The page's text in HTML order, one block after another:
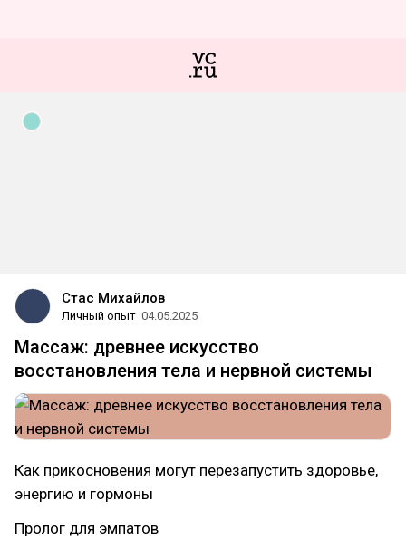
Стас Михайлов
Личный опыт 04.05.2025
Массаж: древнее искусство
восстановления тела и нервной системы
Как прикосновения могут перезапустить здоровье,
энергию и гормоны
Пролог для эмпатов